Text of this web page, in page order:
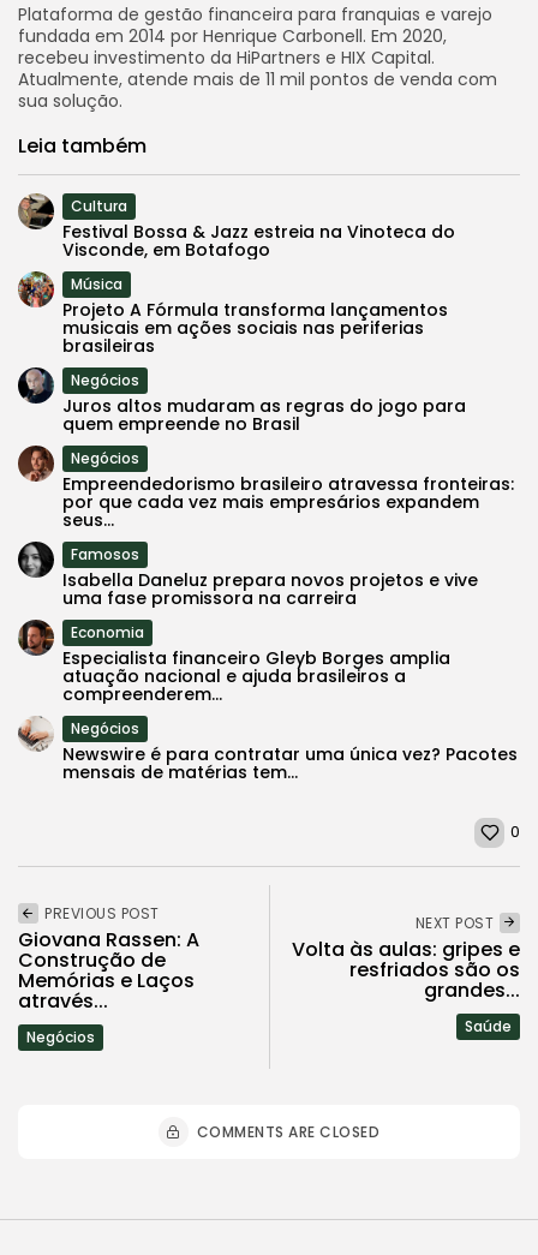
Plataforma de gestão financeira para franquias e varejo
fundada em 2014 por Henrique Carbonell. Em 2020,
recebeu investimento da HiPartners e HIX Capital.
Atualmente, atende mais de 11 mil pontos de venda com
sua solução.
Leia também
Cultura
Festival Bossa & Jazz estreia na Vinoteca do
Visconde, em Botafogo
Música
Projeto A Fórmula transforma lançamentos
musicais em ações sociais nas periferias
brasileiras
Negócios
Juros altos mudaram as regras do jogo para
quem empreende no Brasil
Negócios
Empreendedorismo brasileiro atravessa fronteiras:
por que cada vez mais empresários expandem
seus...
Famosos
Isabella Daneluz prepara novos projetos e vive
uma fase promissora na carreira
Economia
Especialista financeiro Gleyb Borges amplia
atuação nacional e ajuda brasileiros a
compreenderem...
Negócios
Newswire é para contratar uma única vez? Pacotes
mensais de matérias tem...
0
PREVIOUS POST
Giovana Rassen: A
Construção de
Memórias e Laços
através...
Negócios
NEXT POST
Volta às aulas: gripes e
resfriados são os
grandes...
Saúde
COMMENTS ARE CLOSED